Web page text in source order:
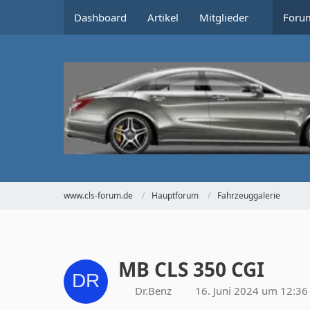
Dashboard Artikel Mitglieder
www.cls-forum.de Hauptforum Fahrzeuggalerie
MB CLS 350 CGI
Dr.Benz 16. Juni 2024 um 12:36